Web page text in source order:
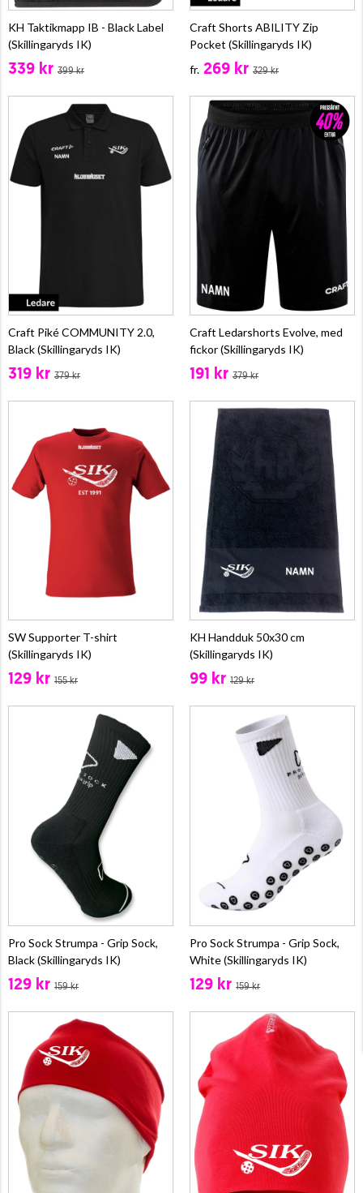
KH Taktikmapp IB - Black Label
(Skillingaryds IK)
339 kr 399 kr
Craft Shorts ABILITY Zip
Pocket (Skillingaryds IK)
fr. 269 kr 329 kr
Craft Piké COMMUNITY 2.0,
Black (Skillingaryds IK)
319 kr 379 kr
Craft Ledarshorts Evolve, med
fickor (Skillingaryds IK)
191 kr 379 kr
SW Supporter T-shirt
(Skillingaryds IK)
129 kr 155 kr
KH Handduk 50x30 cm
(Skillingaryds IK)
99 kr 129 kr
Pro Sock Strumpa - Grip Sock,
Black (Skillingaryds IK)
129 kr 159 kr
Pro Sock Strumpa - Grip Sock,
White (Skillingaryds IK)
129 kr 159 kr